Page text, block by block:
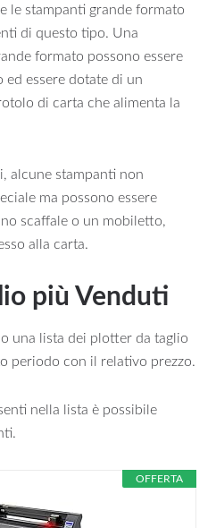
le stampanti grande formato
di questo tipo. Una
formato possono essere
ed essere dotate di un
di carta che alimenta la
alcune stampanti non
ma possono essere
scaffale o un mobiletto,
alla carta.
più Venduti
una lista dei plotter da taglio
periodo con il relativo prezzo.
nella lista è possibile
OFFERTA